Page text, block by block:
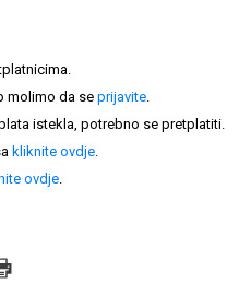
molimo da seprijavite.
istekla, potrebno se pretplatiti.
kliknite ovdje.
ovdje.